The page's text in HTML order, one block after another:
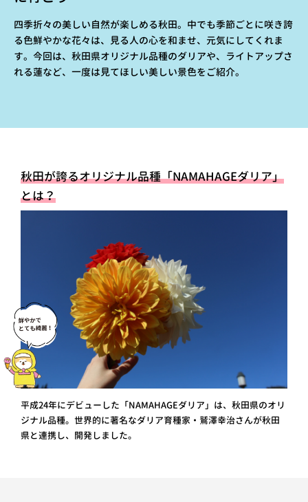
四季折々の美しい自然が楽しめる秋田。中でも季節ごとに咲き誇
る色鮮やかな花々は、見る人の心を和ませ、元気にしてくれま
す。今回は、秋田県オリジナル品種のダリアや、ライトアップさ
れる蓮など、一度は見てほしい美しい景色をご紹介。
秋田が誇るオリジナル品種「NAMAHAGEダリア」
とは？
平成24年にデビューした「NAMAHAGEダリア」は、秋田県のオリ
ジナル品種。世界的に著名なダリア育種家・鷲澤幸治さんが秋田
県と連携し、開発しました。